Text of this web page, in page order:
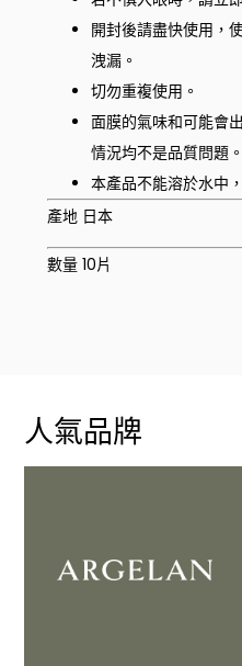
開封後請盡快使用，
洩漏。
切勿重複使用。
面膜的氣味和可能會
情況均不是品質問題。
本產品不能溶於水中
產地 日本
數量 10片
人氣品牌